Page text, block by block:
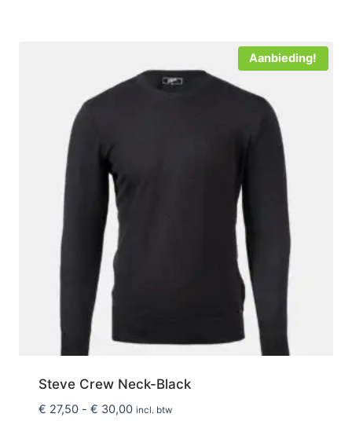
Aanbieding!
Steve Crew Neck-Black
€ 27,50 - € 30,00Prijsklasse:
incl. btw